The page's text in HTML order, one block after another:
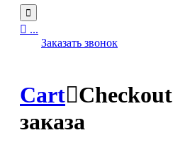

 ...
Заказать звонок
CartCheckout
заказа